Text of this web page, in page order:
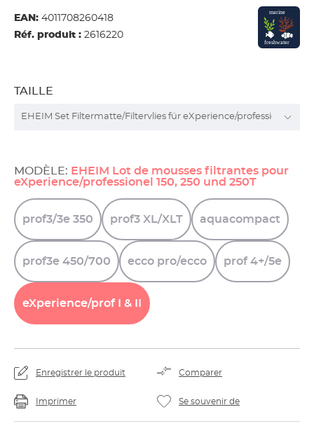
EAN: 4011708260418
Réf. produit : 2616220
TAILLE
MODÈLE: EHEIM Lot de mousses filtrantes pour
eXperience/professionel 150, 250 und 250T
prof3/3e 350 prof3 XL/XLT aquacompact
prof3e 450/700 ecco pro/ecco prof 4+/5e
eXperience/prof &
Enregistrer le produit Comparer
Imprimer Se souvenir de